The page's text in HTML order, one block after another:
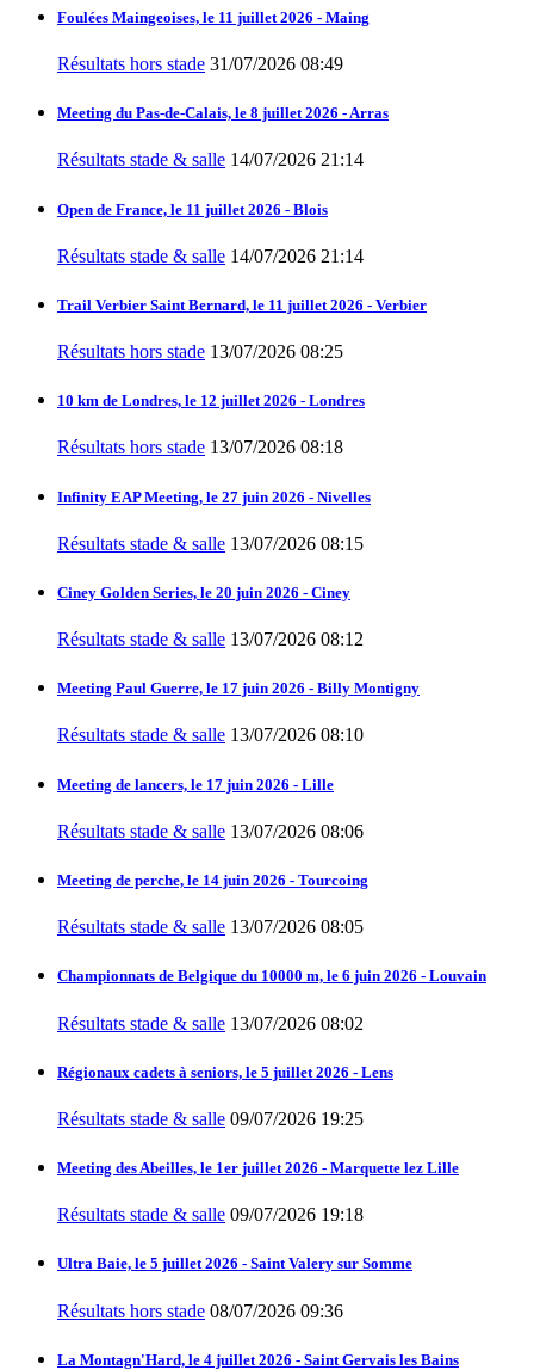
Foulées Maingeoises, le 11 juillet 2026 - Maing
Résultats hors stade 31/07/2026 08:49
Meeting du Pas-de-Calais, le 8 juillet 2026 - Arras
Résultats stade & salle 14/07/2026 21:14
Open de France, le 11 juillet 2026 - Blois
Résultats stade & salle 14/07/2026 21:14
Trail Verbier Saint Bernard, le 11 juillet 2026 - Verbier
Résultats hors stade 13/07/2026 08:25
10 km de Londres, le 12 juillet 2026 - Londres
Résultats hors stade 13/07/2026 08:18
Infinity EAP Meeting, le 27 juin 2026 - Nivelles
Résultats stade & salle 13/07/2026 08:15
Ciney Golden Series, le 20 juin 2026 - Ciney
Résultats stade & salle 13/07/2026 08:12
Meeting Paul Guerre, le 17 juin 2026 - Billy Montigny
Résultats stade & salle 13/07/2026 08:10
Meeting de lancers, le 17 juin 2026 - Lille
Résultats stade & salle 13/07/2026 08:06
Meeting de perche, le 14 juin 2026 - Tourcoing
Résultats stade & salle 13/07/2026 08:05
Championnats de Belgique du 10000 m, le 6 juin 2026 - Louvain
Résultats stade & salle 13/07/2026 08:02
Régionaux cadets à seniors, le 5 juillet 2026 - Lens
Résultats stade & salle 09/07/2026 19:25
Meeting des Abeilles, le 1er juillet 2026 - Marquette lez Lille
Résultats stade & salle 09/07/2026 19:18
Ultra Baie, le 5 juillet 2026 - Saint Valery sur Somme
Résultats hors stade 08/07/2026 09:36
La Montagn'Hard, le 4 juillet 2026 - Saint Gervais les Bains